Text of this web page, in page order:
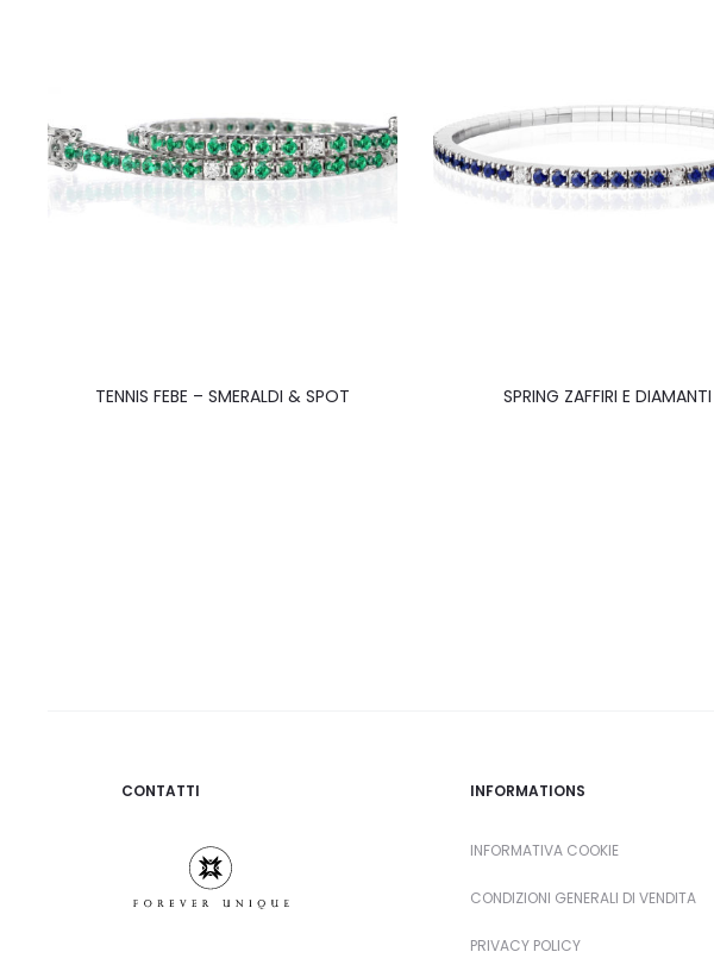
TENNIS FEBE – SMERALDI & SPOT SPRING ZAFFIRI E DIAMANTI
CONTATTI INFORMATIONS
INFORMATIVA COOKIE
CONDIZIONI GENERALI DI VENDITA
PRIVACY POLICY